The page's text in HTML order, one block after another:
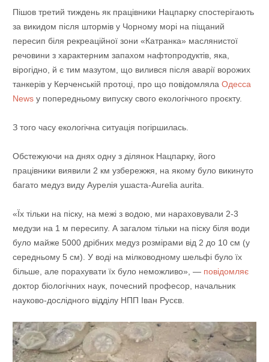
Пішов третий тиждень як працівники Нацпарку спостерігають
за викидом після штормів у Чорному морі на піщаний
пересип біля рекреаційної зони «Катранка» маслянистої
речовини з характерним запахом нафтопродуктів, яка,
вірогідно, й є тим мазутом, що вилився після аварії ворожих
танкерів у Керченській протоці, про що повідомляла Одесса
Newsу попередньому випуску свого екологічного проєкту.
З того часу екологічна ситуація погіршилась.
Обстежуючи на днях одну з ділянок Нацпарку, його
працівники виявили 2 км узбережжя, на якому було викинуто
багато медуз виду Аурелія ушаста-Aurelia aurita.
«Їх тільки на піску, на межі з водою, ми нараховували 2-3
медузи на 1 м пересипу. А загалом тільки на піску біля води
було майже 5000 дрібних медуз розмірами від 2 до 10 см (у
середньому 5 см). У воді на мілководному шельфі було їх
більше, але порахувати їх було неможливо», — повідомляє
доктор біологічних наук, почесний професор, начальник
науково-дослідного відділу НПП Іван Русєв.